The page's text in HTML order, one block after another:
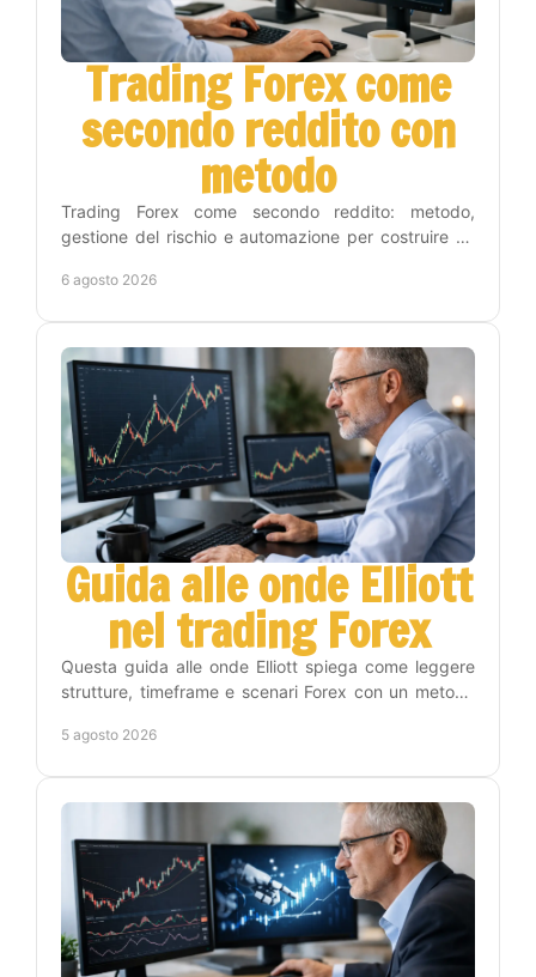
Trading Forex come
secondo reddito con
metodo
Trading Forex come secondo reddito: metodo,
gestione del rischio e automazione per costruire un
giorno.
6 agosto 2026
Guida alle onde Elliott
nel trading Forex
Questa guida alle onde Elliott spiega come leggere
strutture, timeframe e scenari Forex con un metodo
5 agosto 2026